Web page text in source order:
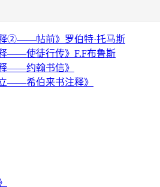
释②——帖前》罗伯特·托马斯
——使徒行传》F.F布鲁斯
——约翰书信》
——希伯来书注释》